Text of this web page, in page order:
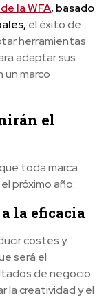
la WFA, basado
el éxito de
herramientas
adaptar sus
un marco
el
toda marca
próximo año:
la eficacia
costes y
será el
de negocio
la creatividad y el